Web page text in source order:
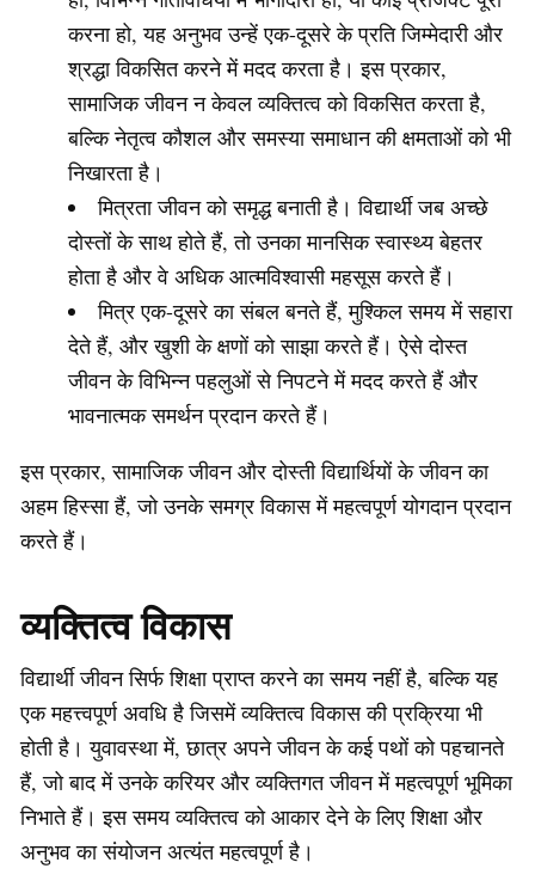
करना हो, यह अनुभव उन्हें एक-दूसरे के प्रति जिम्मेदारी और
श्रद्धा विकसित करने में मदद करता है। इस प्रकार,
सामाजिक जीवन न केवल व्यक्तित्व को विकसित करता है,
बल्कि नेतृत्व कौशल और समस्या समाधान की क्षमताओं को भी
निखारता है।
मित्रता जीवन को समृद्ध बनाती है। विद्यार्थी जब अच्छे
दोस्तों के साथ होते हैं, तो उनका मानसिक स्वास्थ्य बेहतर
होता है और वे अधिक आत्मविश्वासी महसूस करते हैं।
मित्र एक-दूसरे का संबल बनते हैं, मुश्किल समय में सहारा
देते हैं, और खुशी के क्षणों को साझा करते हैं। ऐसे दोस्त
जीवन के विभिन्न पहलुओं से निपटने में मदद करते हैं और
भावनात्मक समर्थन प्रदान करते हैं।
इस प्रकार, सामाजिक जीवन और दोस्ती विद्यार्थियों के जीवन का
अहम हिस्सा हैं, जो उनके समग्र विकास में महत्वपूर्ण योगदान प्रदान
करते हैं।
व्यक्तित्व विकास
विद्यार्थी जीवन सिर्फ शिक्षा प्राप्त करने का समय नहीं है, बल्कि यह
एक महत्त्वपूर्ण अवधि है जिसमें व्यक्तित्व विकास की प्रक्रिया भी
होती है। युवावस्था में, छात्र अपने जीवन के कई पथों को पहचानते
हैं, जो बाद में उनके करियर और व्यक्तिगत जीवन में महत्वपूर्ण भूमिका
निभाते हैं। इस समय व्यक्तित्व को आकार देने के लिए शिक्षा और
अनुभव का संयोजन अत्यंत महत्वपूर्ण है।